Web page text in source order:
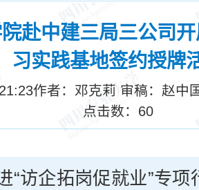
赴中建三局三公司
习实践基地签约授牌
作者：邓克莉 审稿：赵中
点击数： 60
“访企拓岗促就业”专